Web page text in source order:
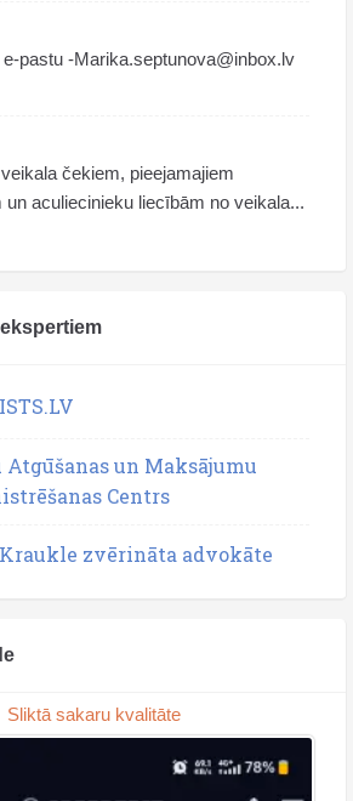
pastu -Marika.septunova@inbox.lv
čekiem, pieejamajiem
un aculiecinieku liecībām no veikala...
Atgūšanas un Maksājumu
Centrs
zvērināta advokāte
Sliktā sakaru kvalitāte